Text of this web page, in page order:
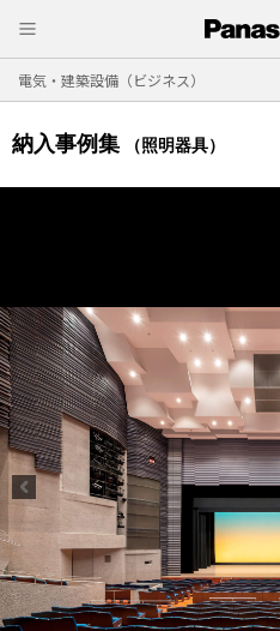
電気・建築設備（ビジネス）
納入事例集 （照明器具）